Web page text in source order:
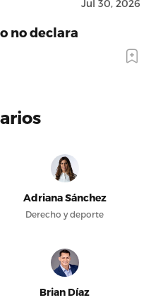
Jul 30, 2026
no declara
Adriana Sánchez
Derecho y deporte
Brian Díaz